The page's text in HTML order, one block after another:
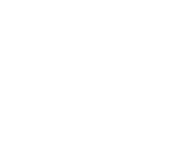
せん
発送日数内に発送してい
います
います